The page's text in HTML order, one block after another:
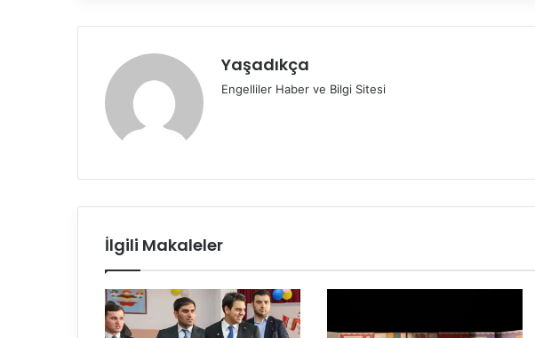
Yaşadıkça
Engelliler Haber ve Bilgi Sitesi
İlgili Makaleler